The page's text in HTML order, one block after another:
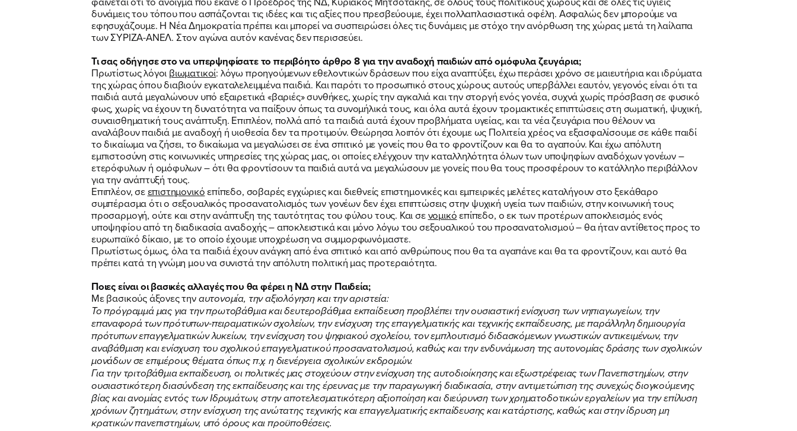
ΠΟΙΑ ΕΙΜΑΙ
ΕΡΓΟ
ΕΚΔΗΛΩΣΕΙΣ
ΝΕΑ
ΕΛΑ ΚΙ ΕΣΥ
FB IN TW YT LN VB TIKTOK
δυνάμεις του τόπου που ασπάζονται τις ιδέες και τις αξίες που πρεσβεύουμε, έχει πολλαπλασιαστικά οφέλη. Ασφαλώς δεν μπορούμε να
εφησυχάζουμε. Η Νέα Δημοκρατία πρέπει και μπορεί να συσπειρώσει όλες τις δυνάμεις με στόχο την ανόρθωση της χώρας μετά τη λαίλαπα
των ΣΥΡΙΖΑ-ΑΝΕΛ. Στον αγώνα αυτόν κανένας δεν περισσεύει.
Τι σας οδήγησε στο να υπερψηφίσατε το περιβόητο άρθρο 8 για την αναδοχή παιδιών από ομόφυλα ζευγάρια;
Πρωτίστως λόγοι βιωματικοί: λόγω προηγούμενων εθελοντικών δράσεων που είχα αναπτύξει, έχω περάσει χρόνο σε μαιευτήρια και ιδρύματα
της χώρας όπου διαβιούν εγκαταλελειμμένα παιδιά. Και παρότι το προσωπικό στους χώρους αυτούς υπερβάλλει εαυτόν, γεγονός είναι ότι τα
παιδιά αυτά μεγαλώνουν υπό εξαιρετικά «βαριές» συνθήκες, χωρίς την αγκαλιά και την στοργή ενός γονέα, συχνά χωρίς πρόσβαση σε φυσικό
φως, χωρίς να έχουν τη δυνατότητα να παίξουν όπως τα συνομήλικά τους, και όλα αυτά έχουν τρομακτικές επιπτώσεις στη σωματική, ψυχική,
συναισθηματική τους ανάπτυξη. Επιπλέον, πολλά από τα παιδιά αυτά έχουν προβλήματα υγείας, και τα νέα ζευγάρια που θέλουν να
αναλάβουν παιδιά με αναδοχή ή υιοθεσία δεν τα προτιμούν. Θεώρησα λοιπόν ότι έχουμε ως Πολιτεία χρέος να εξασφαλίσουμε σε κάθε παιδί
το δικαίωμα να ζήσει, το δικαίωμα να μεγαλώσει σε ένα σπιτικό με γονείς που θα το φροντίζουν και θα το αγαπούν. Και έχω απόλυτη
εμπιστοσύνη στις κοινωνικές υπηρεσίες της χώρας μας, οι οποίες ελέγχουν την καταλληλότητα όλων των υποψηφίων αναδόχων γονέων –
ετερόφυλων ή ομόφυλων – ότι θα φροντίσουν τα παιδιά αυτά να μεγαλώσουν με γονείς που θα τους προσφέρουν το κατάλληλο περιβάλλον
για την ανάπτυξή τους.
Επιπλέον, σεεπιστημονικόεπίπεδο, σοβαρές εγχώριες και διεθνείς επιστημονικές και εμπειρικές μελέτες καταλήγουν στο ξεκάθαρο
συμπέρασμα ότι ο σεξουαλικός προσανατολισμός των γονέων δεν έχει επιπτώσεις στην ψυχική υγεία των παιδιών, στην κοινωνική τους
προσαρμογή, ούτε και στην ανάπτυξη της ταυτότητας του φύλου τους. Και σενομικόεπίπεδο, ο εκ των προτέρων αποκλεισμός ενός
υποψηφίου από τη διαδικασία αναδοχής – αποκλειστικά και μόνο λόγω του σεξουαλικού του προσανατολισμού – θα ήταν αντίθετος προς το
ευρωπαϊκό δίκαιο, με το οποίο έχουμε υποχρέωση να συμμορφωνόμαστε.
Πρωτίστως όμως, όλα τα παιδιά έχουν ανάγκη από ένα σπιτικό και από ανθρώπους που θα τα αγαπάνε και θα τα φροντίζουν, και αυτό θα
πρέπει κατά τη γνώμη μου να συνιστά την απόλυτη πολιτική μας προτεραιότητα.
Ποιες είναι οι βασικές αλλαγές που θα φέρει η ΝΔ στην Παιδεία;
Με βασικούς άξονες τηναυτονομία, την αξιολόγηση και την αριστεία:
Το πρόγραμμά μας για την πρωτοβάθμια και δευτεροβάθμια εκπαίδευση προβλέπει την ουσιαστική ενίσχυση των νηπιαγωγείων, την
επαναφορά των πρότυπων-πειραματικών σχολείων, την ενίσχυση της επαγγελματικής και τεχνικής εκπαίδευσης, με παράλληλη δημιουργία
πρότυπων επαγγελματικών λυκείων, την ενίσχυση του ψηφιακού σχολείου, τον εμπλουτισμό διδασκόμενων γνωστικών αντικειμένων, την
αναβάθμιση και ενίσχυση του σχολικού επαγγελματικού προσανατολισμού, καθώς και την ενδυνάμωση της αυτονομίας δράσης των σχολικών
μονάδων σε επιμέρους θέματα όπως π.χ. η διενέργεια σχολικών εκδρομών.
Για την τριτοβάθμια εκπαίδευση, οι πολιτικές μας στοχεύουν στην ενίσχυση της αυτοδιοίκησης και εξωστρέφειας των Πανεπιστημίων, στην
ουσιαστικότερη διασύνδεση της εκπαίδευσης και της έρευνας με την παραγωγική διαδικασία, στην αντιμετώπιση της συνεχώς διογκούμενης
βίας και ανομίας εντός των Ιδρυμάτων, στην αποτελεσματικότερη αξιοποίηση και διεύρυνση των χρηματοδοτικών εργαλείων για την επίλυση
χρόνιων ζητημάτων, στην ενίσχυση της ανώτατης τεχνικής και επαγγελματικής εκπαίδευσης και κατάρτισης, καθώς και στην ίδρυση μη
κρατικών πανεπιστημίων, υπό όρους και προϋποθέσεις.